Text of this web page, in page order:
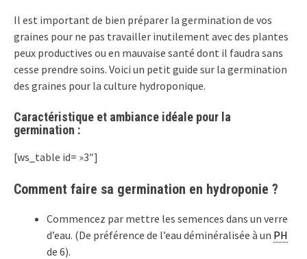
Il est important de bien préparer la germination de vos
graines pour ne pas travailler inutilement avec des plantes
peux productives ou en mauvaise santé dont il faudra sans
cesse prendre soins. Voici un petit guide sur la germination
des graines pour la culture hydroponique.
Caractéristique et ambiance idéale pour la
germination :
[ws_table id= »3″]
Comment faire sa germination en hydroponie ?
Commencez par mettre les semences dans un verre
d’eau. (De préférence de l’eau déminéralisée à un PH
de 6).